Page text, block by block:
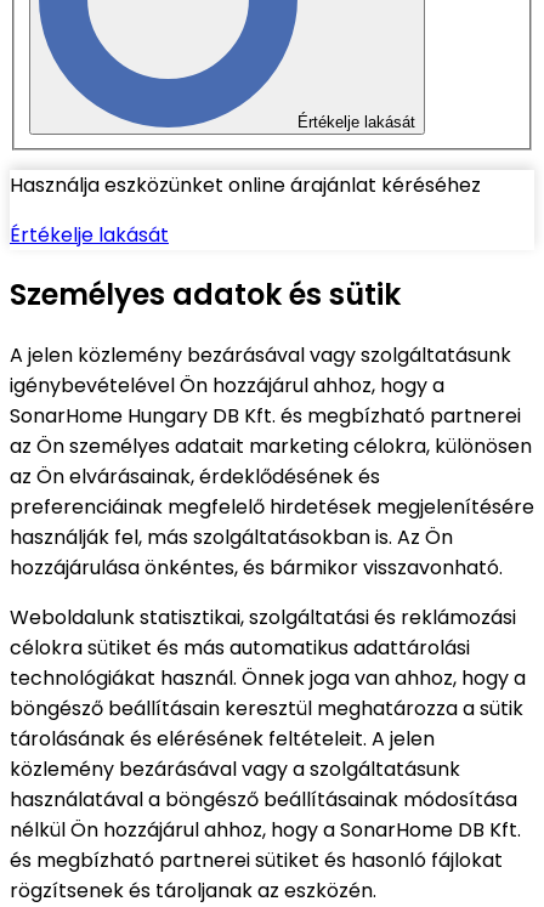
Értékelje lakását
Használja eszközünket online árajánlat kéréséhez
Értékelje lakását
Személyes adatok és sütik
A jelen közlemény bezárásával vagy szolgáltatásunk
igénybevételével Ön hozzájárul ahhoz, hogy a
SonarHome Hungary DB Kft. és megbízható partnerei
az Ön személyes adatait marketing célokra, különösen
az Ön elvárásainak, érdeklődésének és
preferenciáinak megfelelő hirdetések megjelenítésére
használják fel, más szolgáltatásokban is. Az Ön
hozzájárulása önkéntes, és bármikor visszavonható.
Weboldalunk statisztikai, szolgáltatási és reklámozási
célokra sütiket és más automatikus adattárolási
technológiákat használ. Önnek joga van ahhoz, hogy a
böngésző beállításain keresztül meghatározza a sütik
tárolásának és elérésének feltételeit. A jelen
közlemény bezárásával vagy a szolgáltatásunk
használatával a böngésző beállításainak módosítása
nélkül Ön hozzájárul ahhoz, hogy a SonarHome DB Kft.
és megbízható partnerei sütiket és hasonló fájlokat
rögzítsenek és tároljanak az eszközén.